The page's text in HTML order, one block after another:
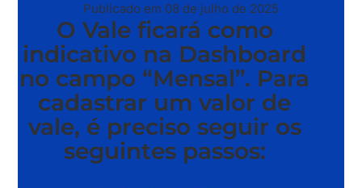
Publicado em 08 de julho de 2025
O Vale ficará como
indicativo na Dashboard
no campo “Mensal”. Para
cadastrar um valor de
vale, é preciso seguir os
seguintes passos: